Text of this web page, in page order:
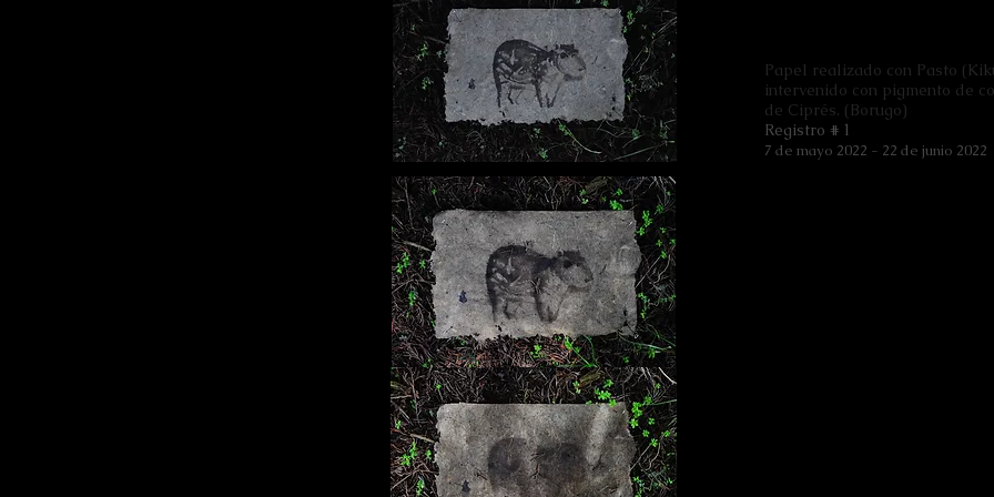
Papel realizado con Pasto
intervenido con pigmento de
de Ciprés. (Borugo)
Registro # 1
7 de mayo 2022 - 22 de junio 2022